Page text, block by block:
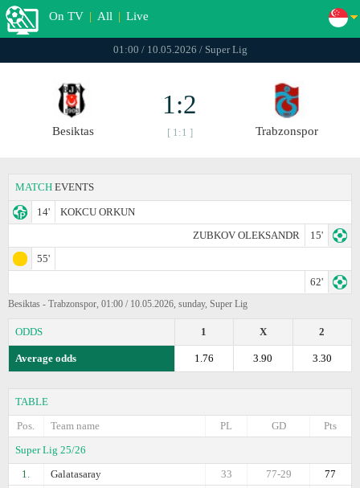
On TV | All | Live
01:00 / 10.05.2026 / Super Lig
Besiktas
1:2
[ 1:1 ] Trabzonspor
MATCH EVENTS
14'
KOKCU ORKUN
ZUBKOV OLEKSANDR
15'
55'
62'
Besiktas - Trabzonspor, 01:00 / 10.05.2026, sunday, Super Lig
ODDS 2
X
1
Average odds 3.30
3.90
1.76
TABLE
Pos.
Team name Pts
GD
PL
Super Lig 25/26
1.
Galatasaray 77
77-29
33